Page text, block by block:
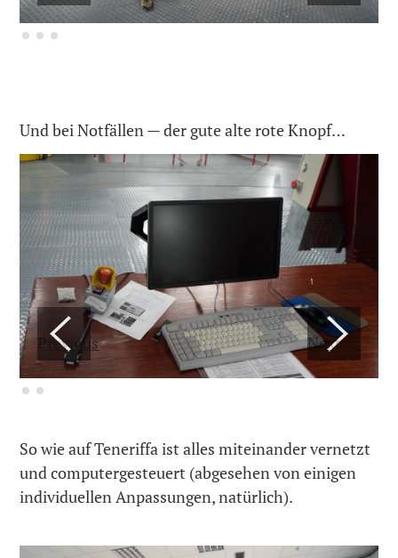
Und bei Notfällen — der gute alte rote Knopf…
Previous Next
So wie auf Teneriffa ist alles miteinander vernetzt
und computergesteuert (abgesehen von einigen
individuellen Anpassungen, natürlich).